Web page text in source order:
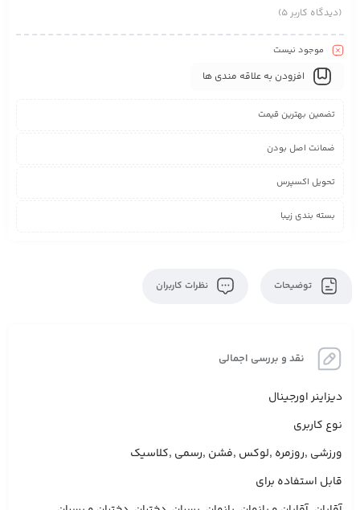
(دیدگاه کاربر5
)
موجود نیست
افزودن به علاقه مندی ها
تضمین بهترین قیمت
ضمانت اصل بودن
تحویل اکسپرس
بسته بندی زیبا
توضیحات نظرات کاربران
نقد و بررسی اجمالی
دیزاینر اورجینال
نوع کاربری
ورزشی ,روزمره ,لوکس ,فشن ,رسمی ,کلاسیک
قابل استفاده برای